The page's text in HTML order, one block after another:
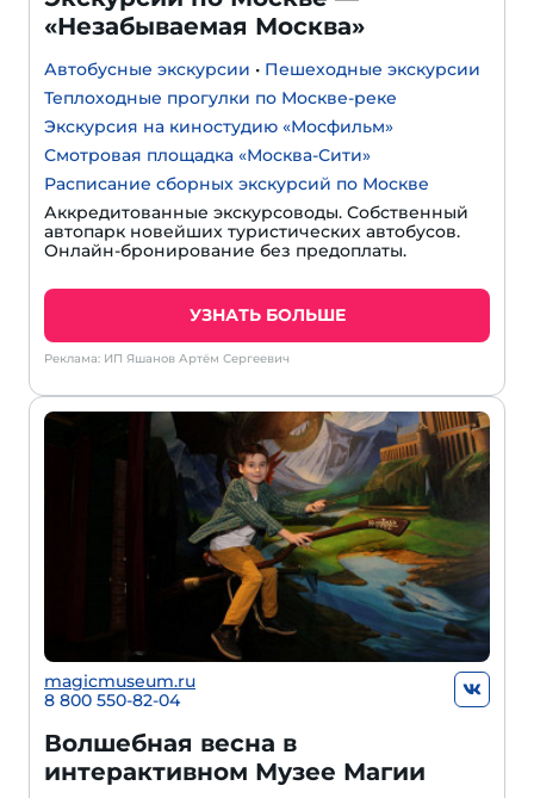
«Незабываемая Москва»
Автобусные экскурсии • Пешеходные экскурсии
Теплоходные прогулки по Москве-реке
Экскурсия на киностудию «Мосфильм»
Смотровая площадка «Москва-Сити»
Расписание сборных экскурсий по Москве
Аккредитованные экскурсоводы. Собственный
автопарк новейших туристических автобусов.
Онлайн-бронирование без предоплаты.
УЗНАТЬ БОЛЬШЕ
Реклама: ИП Яшанов Артём Сергеевич
magicmuseum.ru
8 800 550-82-04
Волшебная весна в
интерактивном Музее Магии